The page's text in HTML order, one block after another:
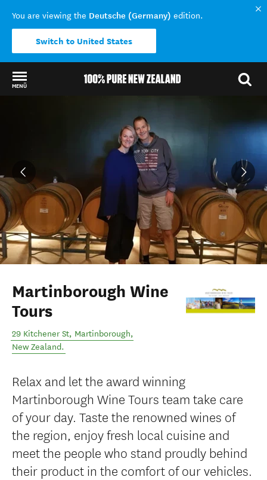
You are viewing the Deutsche (Germany) edition.
Switch to United States
MENÜ
Martinborough Wine
Tours
29 Kitchener St, Martinborough,
New Zealand.
Relax and let the award winning
Martinborough Wine Tours team take care
of your day. Taste the renowned wines of
the region, enjoy fresh local cuisine and
meet the people who stand proudly behind
their product in the comfort of our vehicles.